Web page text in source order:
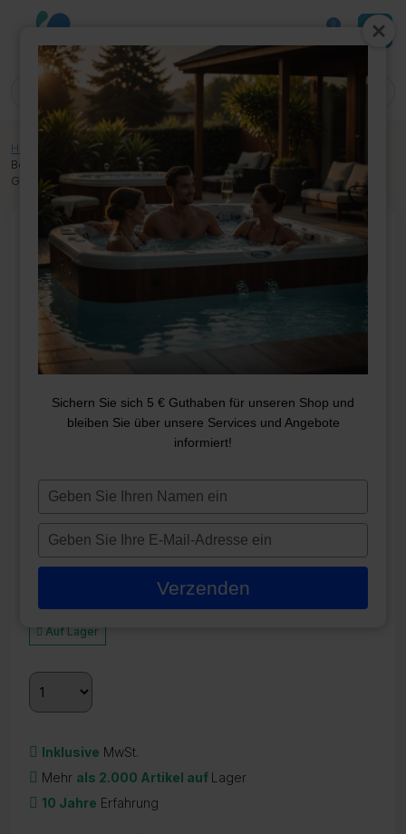
0
Home Whirlpool-Teile Leiterplatte
Board-Relais 30 Ampere für eine Pumpe mit 2 Geschwindigkeiten (nur
Gl)
30 AMPERE FÜR EINE PUMPE
MIT 2 GESCHWINDIGKEITEN
(NUR GL)
ZR-22438
Auf Lager
Inklusive MwSt.
Mehr als 2.000 Artikel auf Lager
10 Jahre Erfahrung
Sichern Sie sich 5 € Guthaben für unseren Shop und
bleiben Sie über unsere Services und Angebote
informiert!
Typ
naam
Typ
e-
in
Verzenden